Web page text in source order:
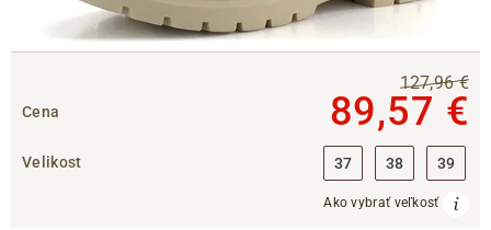
Cena
127,96 €
89,57 €
Velikost 37 38 39
Ako vybrať veľkosť